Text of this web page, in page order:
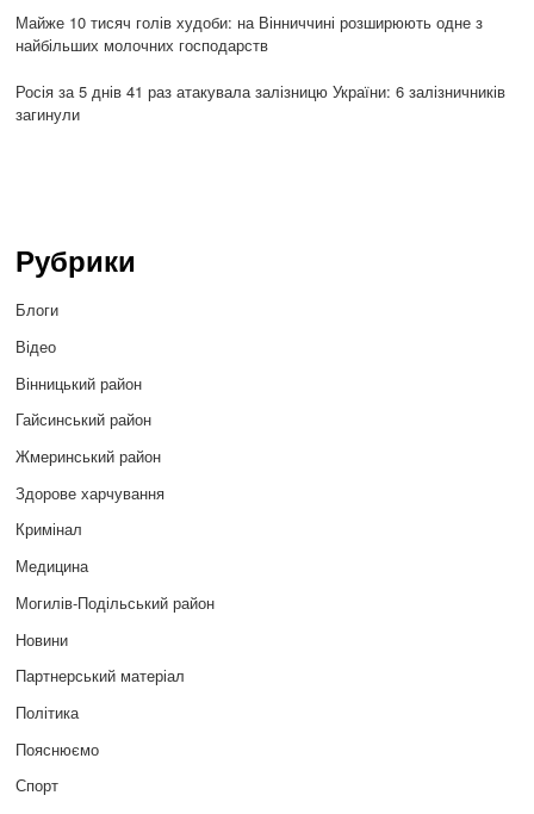
Майже 10 тисяч голів худоби: на Вінниччині розширюють одне з
найбільших молочних господарств
Росія за 5 днів 41 раз атакувала залізницю України: 6 залізничників
загинули
Рубрики
Блоги
Відео
Вінницький район
Гайсинський район
Жмеринський район
Здорове харчування
Кримінал
Медицина
Могилів-Подільський район
Новини
Партнерський матеріал
Політика
Пояснюємо
Спорт